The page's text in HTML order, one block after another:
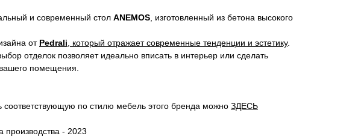
и современный стол ANEMOS , изготовленный из бетона высокого
от Pedrali , который отражает современные тенденции и эстетику.
отделок позволяет идеально вписать в интерьер или сделать
помещения.
соответствующую по стилю мебель этого бренда можно ЗДЕСЬ
производства - 2023